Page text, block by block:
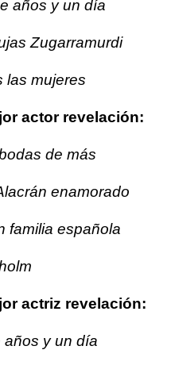
años y un día
Zugarramurdi
las mujeres
actor revelación:
de más
enamorado
familia española
actriz revelación:
años y un día